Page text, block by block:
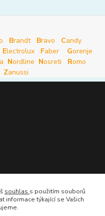
Brandt Bravo Candy
Electrolux Faber Gorenje
Nordline Nosreti Romo
Zanussi
souhlas s použitím souborů
informace týkající se Vašich